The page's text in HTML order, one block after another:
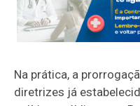
Na prática, a
diretrizes já